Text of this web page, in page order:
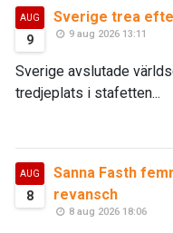
AUG
9
Sverige trea
9 aug 2026 13:11
Sverige avslutade
tredjeplats i stafetten...
AUG
8
Sanna Fasth
revansch
8 aug 2026 18:06